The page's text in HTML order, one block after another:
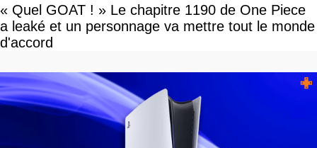
« Quel GOAT ! » Le chapitre 1190 de One Piece
a leaké et un personnage va mettre tout le monde
d'accord